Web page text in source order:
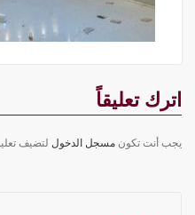
اترك تعليقاً
يجب أنت تكون مسجل الدخول لتضيف